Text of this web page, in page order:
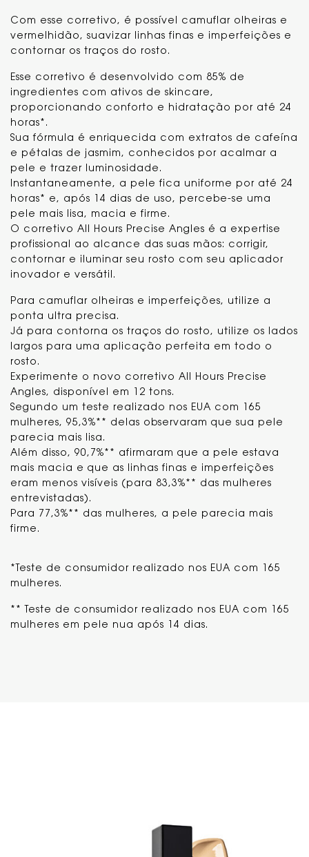
Com esse corretivo, é possível camuflar olheiras e
vermelhidão, suavizar linhas finas e imperfeições e
contornar os traços do rosto.
Esse corretivo é desenvolvido com 85% de
ingredientes com ativos de skincare,
proporcionando conforto e hidratação por até 24
horas*.
Sua fórmula é enriquecida com extratos de cafeína
e pétalas de jasmim, conhecidos por acalmar a
pele e trazer luminosidade.
Instantaneamente, a pele fica uniforme por até 24
horas* e, após 14 dias de uso, percebe-se uma
pele mais lisa, macia e firme.
O corretivo All Hours Precise Angles é a expertise
profissional ao alcance das suas mãos: corrigir,
contornar e iluminar seu rosto com seu aplicador
inovador e versátil.
Para camuflar olheiras e imperfeições, utilize a
ponta ultra precisa.
Já para contorna os traços do rosto, utilize os lados
largos para uma aplicação perfeita em todo o
rosto.
Experimente o novo corretivo All Hours Precise
Angles, disponível em 12 tons.
Segundo um teste realizado nos EUA com 165
mulheres, 95,3%** delas observaram que sua pele
parecia mais lisa.
Além disso, 90,7%** afirmaram que a pele estava
mais macia e que as linhas finas e imperfeições
eram menos visíveis (para 83,3%** das mulheres
entrevistadas).
Para 77,3%** das mulheres, a pele parecia mais
firme.
*Teste de consumidor realizado nos EUA com 165
mulheres.
** Teste de consumidor realizado nos EUA com 165
mulheres em pele nua após 14 dias.